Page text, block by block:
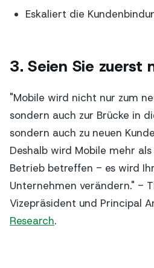
Eskaliert die
3. Seien Sie zuerst
"Mobile wird nicht nur zum
sondern auch zur Brücke in
sondern auch zu neuen
Deshalb wird Mobile mehr
Betrieb betreffen - es wird
Unternehmen verändern." -
Vizepräsident und Principal
Research.